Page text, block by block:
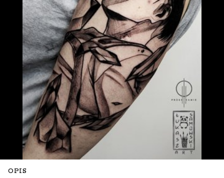
WIADOMOŚĆ
TATUAŻE WZORY SKLEP INFO
OPIS